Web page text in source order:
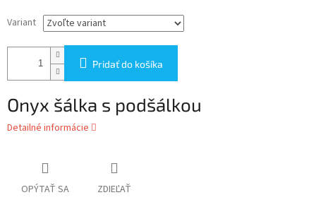
Variant
Pridať do košíka
Onyx šálka s podšálkou
Detailné informácie
OPÝTAŤ SA ZDIEĽAŤ